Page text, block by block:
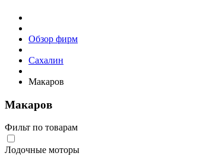
Обзор фирм
Сахалин
Макаров
Макаров
Фильт по товарам
Лодочные моторы